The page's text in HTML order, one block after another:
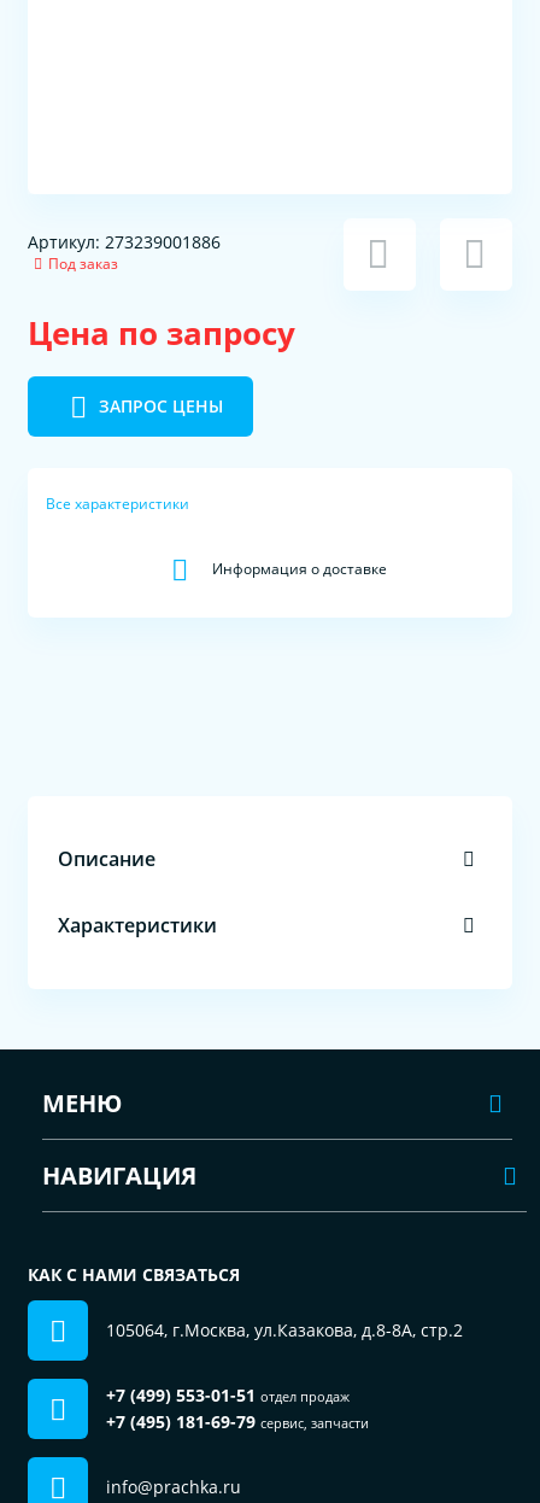
Артикул: 273239001886
Под заказ
Цена по запросу
ЗАПРОС ЦЕНЫ
Все характеристики
Информация о доставке
Описание
Характеристики
МЕНЮ
НАВИГАЦИЯ
КАК С НАМИ СВЯЗАТЬСЯ
105064, г.Москва, ул.Казакова, д.8-8А, стр.2
+7 (499) 553-01-51 отдел продаж
+7 (495) 181-69-79 сервис, запчасти
info@prachka.ru